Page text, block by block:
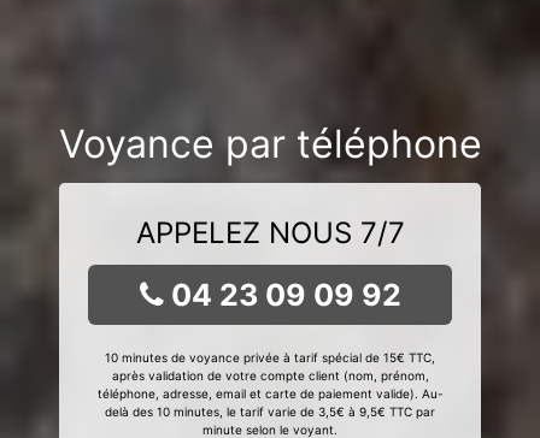
Voyance par téléphone
APPELEZ NOUS 7/7
04 23 09 09 92
10 minutes de voyance privée à tarif spécial de 15€ TTC,
après validation de votre compte client (nom, prénom,
téléphone, adresse, email et carte de paiement valide). Au-
delà des 10 minutes, le tarif varie de 3,5€ à 9,5€ TTC par
minute selon le voyant.